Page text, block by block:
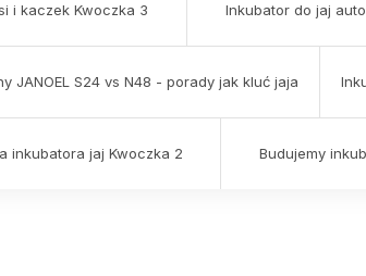
i kaczek Kwoczka 3 Inkubator do jaj
JANOEL S24 vs N48 - porady jak kluć jaja
inkubatora jaj Kwoczka 2 Budujemy